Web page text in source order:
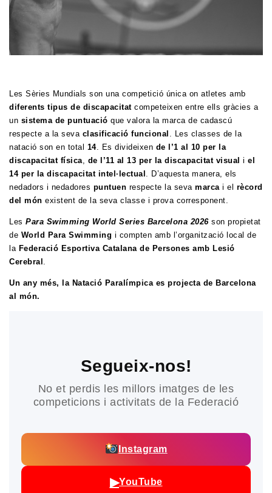
Les Sèries Mundials son una competició única on atletes amb
diferents tipus de discapacitatcompeteixen entre ells gràcies a
un sistema de puntuació que valora la marca de cadascú
respecte a la seva clasificació funcional . Les classes de la
natació son en total 14. Es divideixen de l’1 al 10 per la
discapacitat física
de l’11 al 13 per la discapacitat visual i el
14 per la discapacitat intel·lectual . D’aquesta manera, els
nedadors i nedadores puntuen respecte la seva marca i el rècord
del món existent de la seva classe i prova corresponent.
Les Para Swimming World Series Barcelona 2026 son propietat
de World Para Swimming i compten amb l’organització local de
la Federació Esportiva Catalana de Persones amb Lesió
Cerebral
Un any més, la Natació Paralímpica es projecta de Barcelona
al món.
Segueix-nos!
No et perdis les millors imatges de les
competicions i activitats de la Federació
Instagram
▶YouTube